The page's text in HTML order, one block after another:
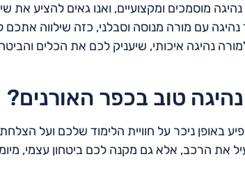
מוסמכים ומקצועיים, ואנו גאים להציע את
עם מורה מנוסה וסבלני, כזה שילווה
נהיגה איכותי, שיעניק לכם את הכלים
טוב בכפר האורנים?
באופן ניכר על חוויית הלימוד שלכם ועל
הרכב, אלא גם מקנה לכם ביטחון עצמי,